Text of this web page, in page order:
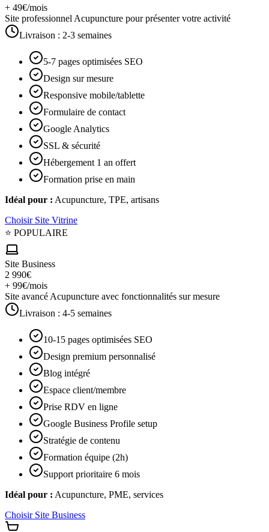
+ 49€/mois
Site professionnel Acupuncture pour présenter votre activité
Livraison : 2-3 semaines
5-7 pages optimisées SEO
Design sur mesure
Responsive mobile/tablette
Formulaire de contact
Google Analytics
SSL & sécurité
Hébergement 1 an offert
Formation prise en main
Idéal pour : Acupuncture, TPE, artisans
Choisir Site Vitrine
⭐ POPULAIRE
Site Business
2 990€
+ 99€/mois
Site avancé Acupuncture avec fonctionnalités sur mesure
Livraison : 4-5 semaines
10-15 pages optimisées SEO
Design premium personnalisé
Blog intégré
Espace client/membre
Prise RDV en ligne
Google Business Profile setup
Stratégie de contenu
Formation équipe (2h)
Support prioritaire 6 mois
Idéal pour : Acupuncture, PME, services
Choisir Site Business